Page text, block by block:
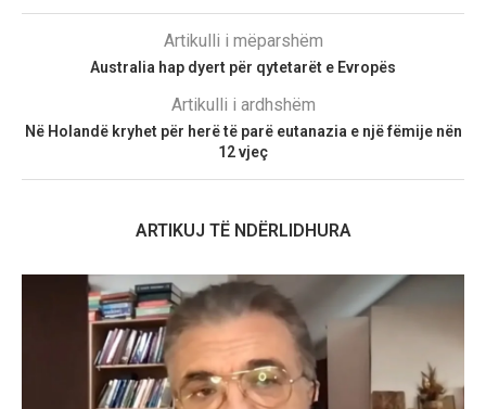
Artikulli i mëparshëm
Australia hap dyert për qytetarët e Evropës
Artikulli i ardhshëm
Në Holandë kryhet për herë të parë eutanazia e një fëmije nën
12 vjeç
ARTIKUJ TË NDËRLIDHURA